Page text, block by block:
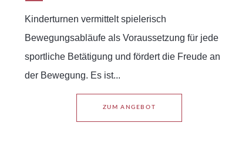
Kinderturnen vermittelt spielerisch
Bewegungsabläufe als Voraussetzung für jede
sportliche Betätigung und fördert die Freude an
der Bewegung. Es ist...
ZUM ANGEBOT